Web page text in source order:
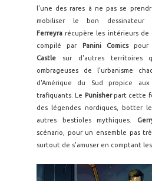
l'une des rares à ne pas se
mobiliser le bon
Ferreyra récupère les intérieurs de
compilé par
Panini Comicspour
Castle sur d'autres territoires
ombrageuses de l'urbanisme
d'Amérique du Sud propice
trafiquants. Le Punisherpart cette
des légendes nordiques, botter
autres bestioles mythiques.
scénario, pour un ensemble pas
surtout de s'amuser en comptant les